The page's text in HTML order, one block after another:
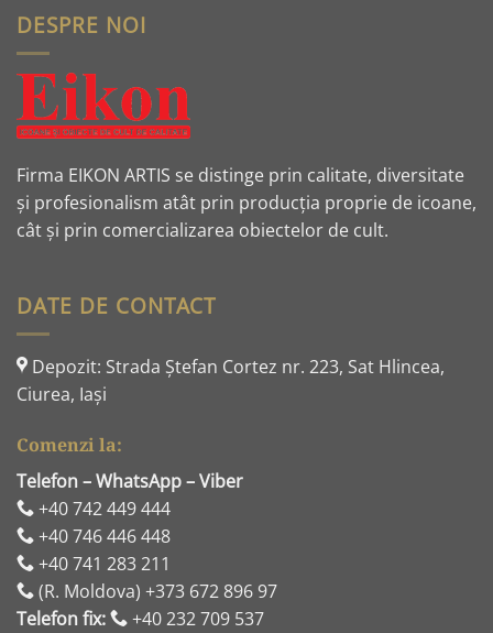
DESPRE NOI
Firma EIKON ARTIS se distinge prin calitate, diversitate
și profesionalism atât prin producția proprie de icoane,
cât și prin comercializarea obiectelor de cult.
DATE DE CONTACT
Depozit: Strada Ştefan Cortez nr. 223, Sat Hlincea,
Ciurea, Iaşi
Comenzi la:
Telefon – WhatsApp – Viber
+40 742 449 444
+40 746 446 448
+40 741 283 211
(R. Moldova) +373 672 896 97
Telefon fix:
+40 232 709 537